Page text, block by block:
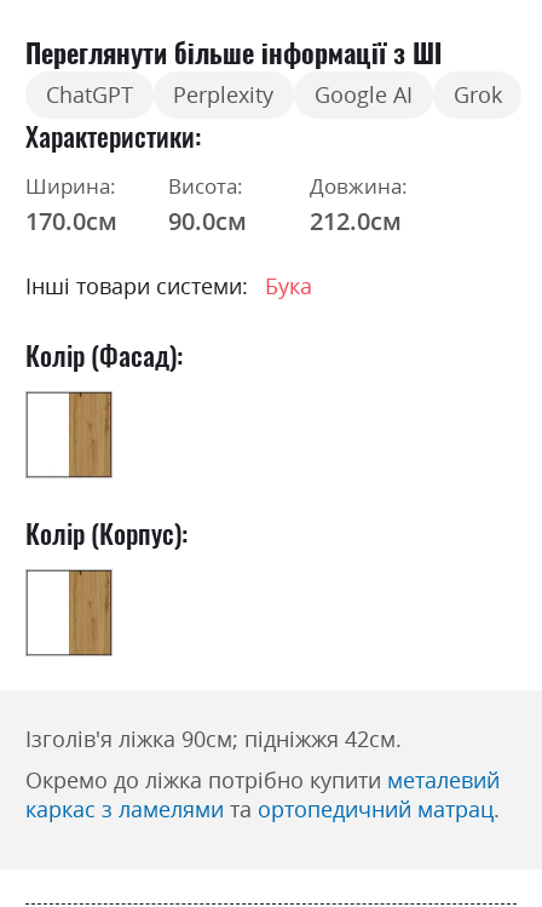
Переглянути більше інформації з ШІ
ChatGPT Perplexity Google AI Grok
Характеристики
Ширина:
170.0см
Висота:
90.0см
Довжина:
212.0см
Інші товари системи: Бука
Колір (Фасад):
Колір (Корпус):
Ізголів'я ліжка 90см; підніжжя 42см.
Окремо до ліжка потрібно купити металевий
каркас з ламелями та ортопедичний матрац.